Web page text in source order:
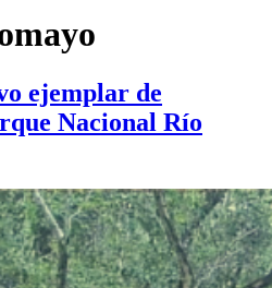
ejemplar de
Nacional Río